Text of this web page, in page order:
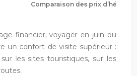
Comparaison des prix
financier, voyager en juin ou
un confort de visite supérieur :
les sites touristiques, sur les